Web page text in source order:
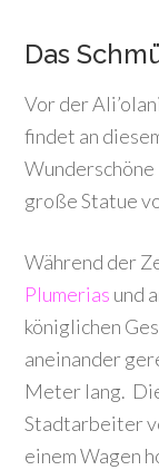
Das
Vor der
findet an
Wunderschöne
große Statue
Während der
Plumerias und
königlichen
aneinander
Meter lang.
Stadtarbeiter
einem Wagen